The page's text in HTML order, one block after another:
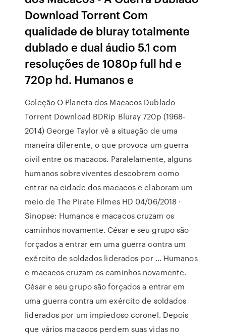
Download Torrent Com
qualidade de bluray totalmente
dublado e dual áudio 5.1 com
resoluções de 1080p full hd e
720p hd. Humanos e
Coleção O Planeta dos Macacos Dublado
Torrent Download BDRip Bluray 720p (1968-
2014) George Taylor vê a situação de uma
maneira diferente, o que provoca um guerra
civil entre os macacos. Paralelamente, alguns
humanos sobreviventes descobrem como
entrar na cidade dos macacos e elaboram um
meio de The Pirate Filmes HD 04/06/2018 ·
Sinopse: Humanos e macacos cruzam os
caminhos novamente. César e seu grupo são
forçados a entrar em uma guerra contra um
exército de soldados liderados por … Humanos
e macacos cruzam os caminhos novamente.
César e seu grupo são forçados a entrar em
uma guerra contra um exército de soldados
liderados por um impiedoso coronel. Depois
que vários macacos perdem suas vidas no